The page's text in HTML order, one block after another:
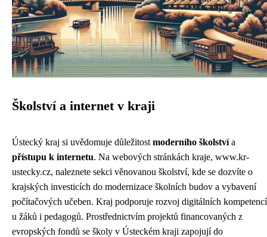
Školství a internet v kraji
Ústecký kraj si uvědomuje důležitost moderního školstvía
přístupu k internetu. Na webových stránkách kraje, www.kr-
ustecky.cz, naleznete sekci věnovanou školství, kde se dozvíte o
krajských investicích do modernizace školních budov a vybavení
počítačových učeben. Kraj podporuje rozvoj digitálních kompetencí
u žáků i pedagogů. Prostřednictvím projektů financovaných z
evropských fondů se školy v Ústeckém kraji zapojují do